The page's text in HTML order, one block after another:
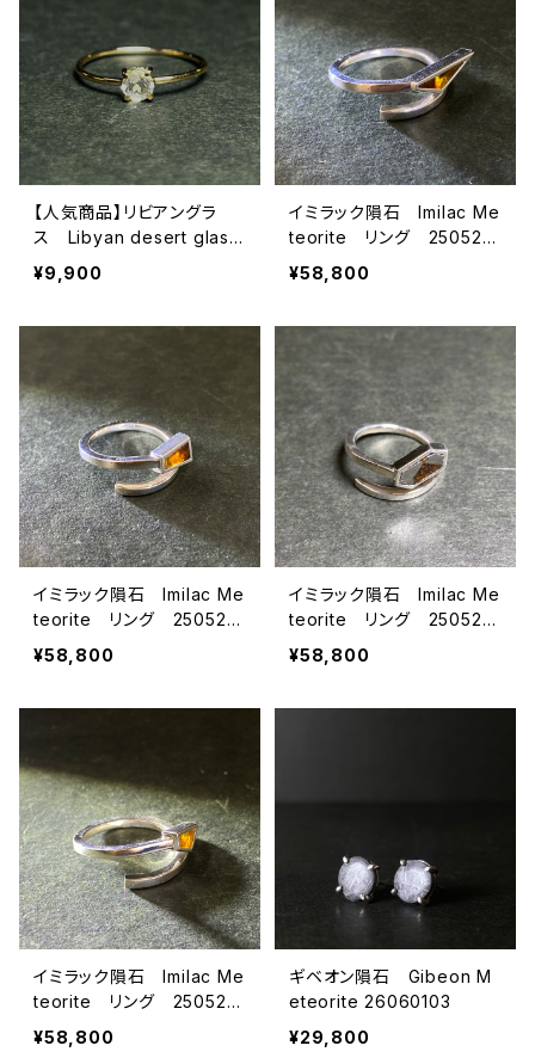
【人気商品】リビアングラ
ス Libyan desert glass
25070503
¥9,900
イミラック隕石 Imilac Me
teorite リング 250524
29
¥58,800
イミラック隕石 Imilac Me
teorite リング 250524
34
¥58,800
イミラック隕石 Imilac Me
teorite リング 250524
31
¥58,800
イミラック隕石 Imilac Me
teorite リング 250524
35
¥58,800
ギベオン隕石 Gibeon M
eteorite 26060103
¥29,800